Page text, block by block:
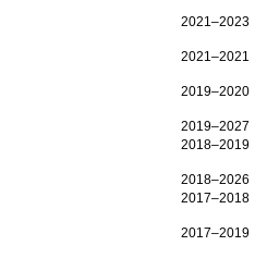
2021–2023
2021–2021
2019–2020
2019–2027
2018–2019
2018–2026
2017–2018
2017–2019